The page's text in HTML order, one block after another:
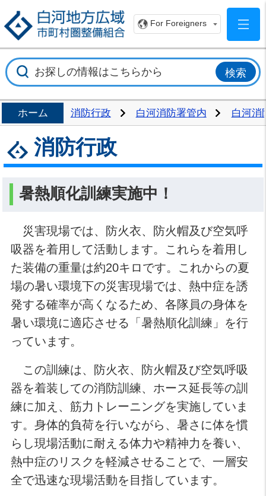
白
For Foreigners
ホーム 消防行政 白河消防署管内 白河消
消防行政
暑熱順化訓練実施中！
災害現場では、防火衣、防火帽及び空気呼
吸器を着用して活動します。これらを着用し
た装備の重量は約20キロです。これからの夏
場の暑い環境下の災害現場では、熱中症を誘
発する確率が高くなるため、各隊員の身体を
暑い環境に適応させる「暑熱順化訓練」を行
っています。
この訓練は、防火衣、防火帽及び空気呼吸
器を着装しての消防訓練、ホース延長等の訓
練に加え、筋力トレーニングを実施していま
す。身体的負荷を行いながら、暑さに体を慣
らし現場活動に耐える体力や精神力を養い、
熱中症のリスクを軽減させることで、一層安
全で迅速な現場活動を目指しています。